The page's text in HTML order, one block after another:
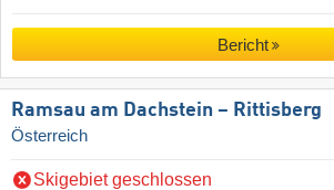
Bericht
Ramsau am Dachstein – Rittisberg
Österreich
Skigebiet geschlossen